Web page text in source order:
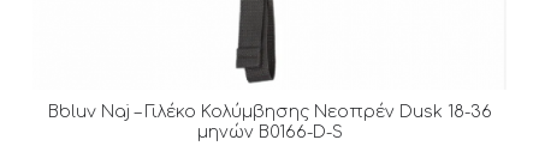
Bbluv Naj – Γιλέκο Κολύμβησης Νεοπρέν Dusk 18-36
μηνών B0166-D-S